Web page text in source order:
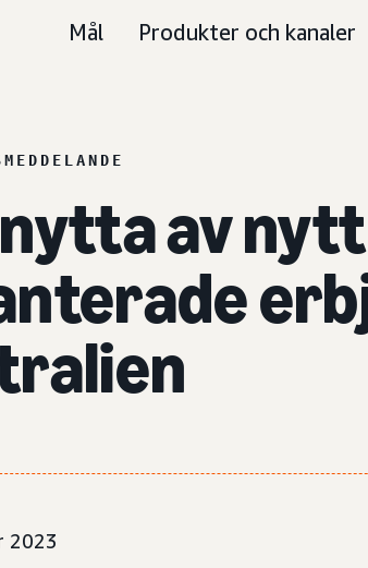
Mål Produkter och kanaler
av
2023